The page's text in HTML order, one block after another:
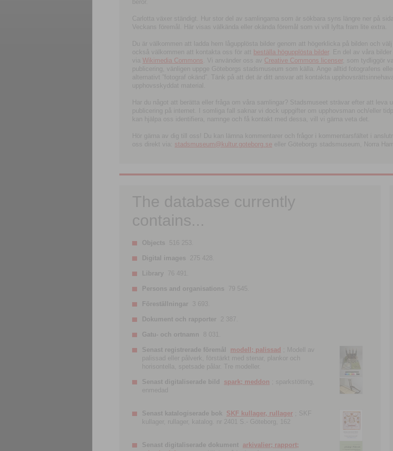
berör.
Carlotta växer ständigt. Hur stor del av samlingarna som är sökbara syns längre ner på
Veckans föremål. Här visas välkända eller okända föremål som vi vill lyfta fram lite extra.
Du är välkommen att ladda hem lågupplösta bilder genom att högerklicka på bilden och
också välkommen att kontakta oss för att beställa högupplösta bilder. En del av våra bilder
via Wikimedia Commons . Vi använder oss av Creative Commons licenser, som tydliggör
publicering, vänligen uppge Göteborgs stadsmuseum som källa. Ange alltid fotografens
alternativt ”fotograf okänd”. Tänk på att det är ditt ansvar att kontakta
upphovsskyddat material.
Har du något att berätta eller fråga om våra samlingar? Stadsmuseet strävar efter att leva
publicering på internet. I somliga fall saknar vi dock uppgifter om upphovsman och/eller
kan hjälpa oss identifiera, namnge och få kontakt med dessa, vill vi gärna veta det.
Hör gärna av dig till oss! Du kan lämna kommentarer och frågor i kommentarsfältet i
oss direkt via: stadsmuseum@kultur.goteborg.se eller Göteborgs stadsmuseum, Norra
The database currently
contains...
Objects 516 253.
Digital images 275 428.
Library 76 491.
Persons and organisations 79 545.
Föreställningar 3 693.
Dokument och rapporter 2 387.
Gatu- och ortnamn 8 031.
Senast registrerade föremål modell; palissad
; Modell av
palissad eller pålverk, förstärkt med stenar, plankor och
horisontella, spetsade pålar. Tre modeller.
Senast digitaliserade bild spark; meddon ; sparkstötting,
enmedad
Senast katalogiserade bok SKF kullager, rullager ; SKF
kullager, rullager, katalog. nr 2401 S.- Göteborg, 162
Senast digitaliserade dokument arkivalier; rapport;